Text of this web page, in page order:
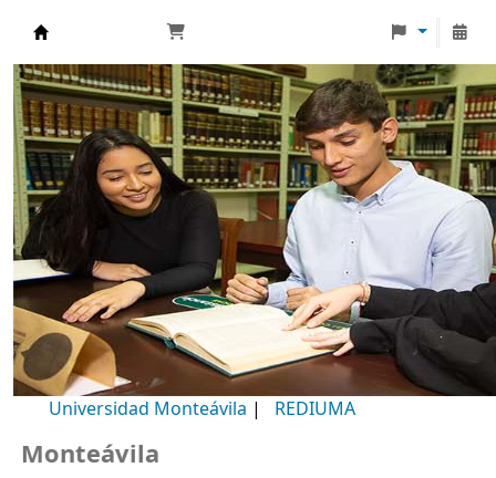
Biblioteca Universidad Monteávila
Universidad Monteávila | REDIUMA